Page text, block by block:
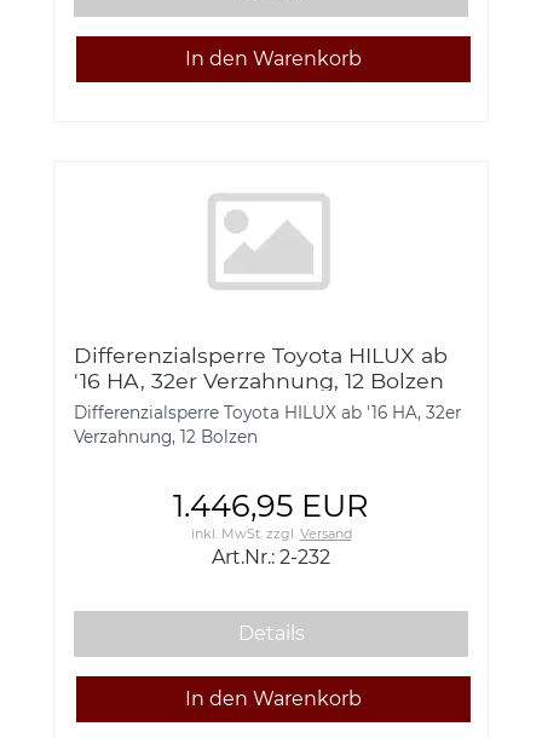
Differenzialsperre Toyota HILUX ab
'16 HA, 32er Verzahnung, 12 Bolzen
2-232
Differenzialsperre Toyota HILUX ab '16 HA, 32er
Verzahnung, 12 Bolzen
1.446,95 EUR
inkl. MwSt.zzgl. Versand
Art.Nr.: 2-232
Details